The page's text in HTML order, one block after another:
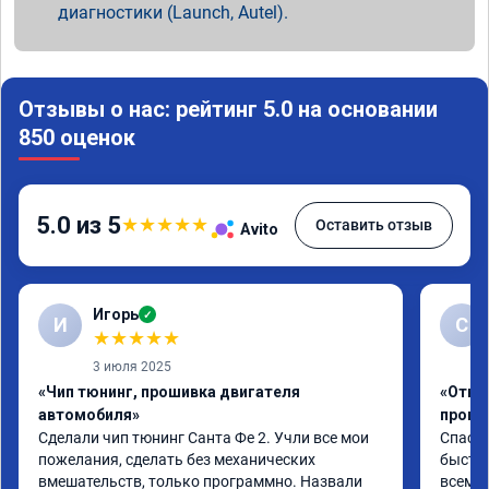
диагностики (Launch, Autel).
Отзывы о нас: рейтинг 5.0 на основании
850 оценок
5.0 из 5★★★★★ Avito Оставить отзыв
И Игорь ✓
★★★★★
3 июля 2025
«Чип тюнинг, прошивка двигателя
автомобиля»
Сделали чип тюнинг Санта Фе 2. Учли все мои
пожелания, сделать без механических
вмешательств, только программно. Назвали
С
всем